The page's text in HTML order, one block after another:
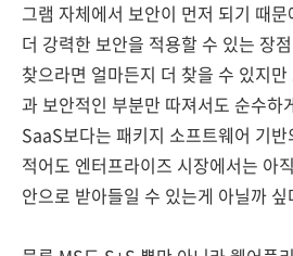
그램 자체에서 보안이 먼저 되기 때
더 강력한 보안을 적용할 수 있는 장
찾으라면 얼마든지 더 찾을 수 있지
과 보안적인 부분만 따져서도 순수하
SaaS보다는 패키지 소프트웨어 기
적어도 엔터프라이즈 시장에서는 아
안으로 받아들일 수 있는게 아닐까 싶